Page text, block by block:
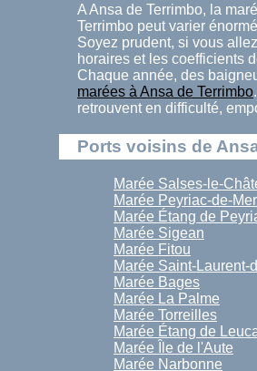
A Ansa de Terrimbo, la
Terrimbo peut varier
Soyez prudent, si vous
horaires et les coefficients
Chaque année, des
marées à Ansa de Terrimbo
retrouvent en difficulté,
Ports voisins de
Marée Salses-le-
Marée Peyriac-de-Mer
Marée Étang de
Marée Sigean
Marée Fitou
Marée Saint-Laurent-
Marée Bages
Marée La Palme
Marée Torreilles
Marée Étang de
Marée Île de l'Aute
Marée Narbonne